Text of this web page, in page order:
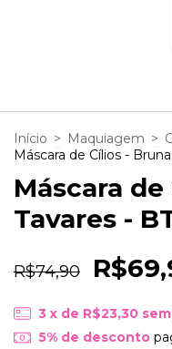
Início > Maquiagem >
Máscara de Cílios -
Máscara
Tavares -
R$74,90
3 x de R$23,30
5% de desconto